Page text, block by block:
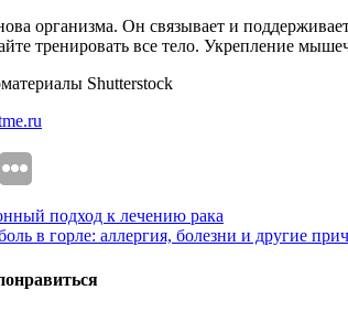
организма. Он связывает и
тренировать все тело. Укрепление
Shutterstock
подход к лечению рака
в горле: аллергия, болезни и другие